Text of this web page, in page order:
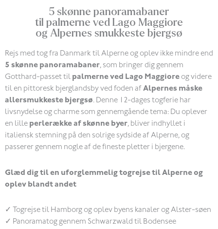
5 skønne panoramabaner
til palmerne ved Lago Maggiore
og Alpernes smukkeste bjergsø
Rejs med tog fra Danmark til Alperne og oplev ikke mindre end
5 skønne panoramabaner, som bringer dig gennem
Gotthard-passet til palmerne ved Lago Maggiore og videre
til en pittoresk bjerglandsby ved foden af Alpernes måske
allersmukkeste bjergsø. Denne 12-dages togferie har
livsnydelse og charme som gennemgående tema: Du oplever
en lille perlerække af skønne byer, bliver indhyllet i
italiensk stemning på den solrige sydside af Alperne, og
passerer gennem nogle af de fineste pletter i bjergene.
Glæd dig til en uforglemmelig togrejse til Alperne og
oplev blandt andet
✓ Togrejse til Hamborg og oplev byens kanaler og Alster-søen
✓ Panoramatog gennem Schwarzwald til Bodensee